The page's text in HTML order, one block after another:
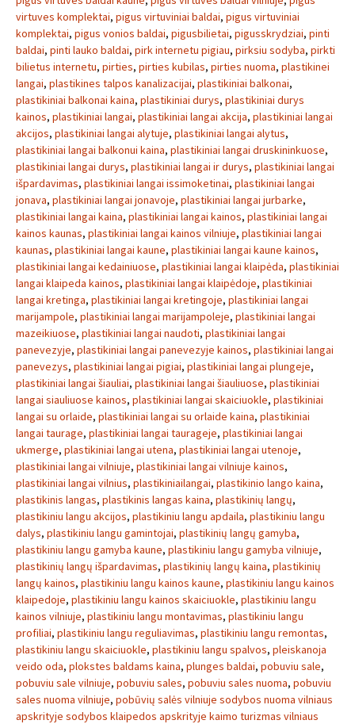
virtuves komplektai, pigus virtuviniai baldai, pigus virtuviniai
komplektai, pigus vonios baldai, pigusbilietai, pigusskrydziai, pinti
baldai, pinti lauko baldai, pirk internetu pigiau, pirksiu sodyba, pirkti
bilietus internetu, pirties, pirties kubilas, pirties nuoma, plastikinei
langai, plastikines talpos kanalizacijai, plastikiniai balkonai,
plastikiniai balkonai kaina, plastikiniai durys, plastikiniai durys
kainos, plastikiniai langai, plastikiniai langai akcija, plastikiniai langai
akcijos, plastikiniai langai alytuje, plastikiniai langai alytus,
plastikiniai langai balkonui kaina, plastikiniai langai druskininkuose,
plastikiniai langai durys, plastikiniai langai ir durys, plastikiniai langai
išpardavimas, plastikiniai langai issimoketinai, plastikiniai langai
jonava, plastikiniai langai jonavoje, plastikiniai langai jurbarke,
plastikiniai langai kaina, plastikiniai langai kainos, plastikiniai langai
kainos kaunas, plastikiniai langai kainos vilniuje, plastikiniai langai
kaunas, plastikiniai langai kaune, plastikiniai langai kaune kainos,
plastikiniai langai kedainiuose, plastikiniai langai klaipėda, plastikiniai
langai klaipeda kainos, plastikiniai langai klaipėdoje, plastikiniai
langai kretinga, plastikiniai langai kretingoje, plastikiniai langai
marijampole, plastikiniai langai marijampoleje, plastikiniai langai
mazeikiuose, plastikiniai langai naudoti, plastikiniai langai
panevezyje, plastikiniai langai panevezyje kainos, plastikiniai langai
panevezys, plastikiniai langai pigiai, plastikiniai langai plungeje,
plastikiniai langai šiauliai, plastikiniai langai šiauliuose, plastikiniai
langai siauliuose kainos, plastikiniai langai skaiciuokle, plastikiniai
langai su orlaide, plastikiniai langai su orlaide kaina, plastikiniai
langai taurage, plastikiniai langai taurageje, plastikiniai langai
ukmerge, plastikiniai langai utena, plastikiniai langai utenoje,
plastikiniai langai vilniuje, plastikiniai langai vilniuje kainos,
plastikiniai langai vilnius, plastikiniailangai, plastikinio lango kaina,
plastikinis langas, plastikinis langas kaina, plastikinių langų,
plastikiniu langu akcijos, plastikiniu langu apdaila, plastikiniu langu
dalys, plastikiniu langu gamintojai, plastikinių langų gamyba,
plastikiniu langu gamyba kaune, plastikiniu langu gamyba vilniuje,
plastikinių langų išpardavimas, plastikinių langų kaina, plastikinių
langų kainos, plastikiniu langu kainos kaune, plastikiniu langu kainos
klaipedoje, plastikiniu langu kainos skaiciuokle, plastikiniu langu
kainos vilniuje, plastikiniu langu montavimas, plastikiniu langu
profiliai, plastikiniu langu reguliavimas, plastikiniu langu remontas,
plastikiniu langu skaiciuokle, plastikiniu langu spalvos, pleiskanoja
veido oda, plokstes baldams kaina, plunges baldai, pobuviu sale,
pobuviu sale vilniuje, pobuviu sales, pobuviu sales nuoma, pobuviu
sales nuoma vilniuje, pobūvių salės vilniuje sodybos nuoma vilniaus
apskrityje sodybos klaipedos apskrityje kaimo turizmas vilniaus